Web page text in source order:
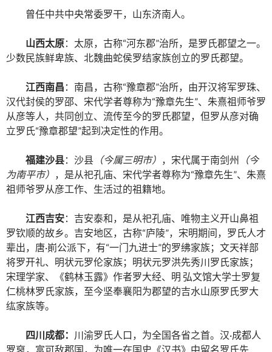
曾任中共中央常委罗干，山东济南人。
山西太原：太原，古称“河东郡”治所，是罗氏郡望之一。
少数民族鲜卑族、北魏曲蛇侯罗结家族创立的罗氏郡望。
江西南昌 ：南昌，古称“豫章郡”治所，由开汉将军罗珠、
汉代封侯的罗邵、宋代学者尊称为“豫章先生”、朱熹祖师爷罗
从彦等人，共同创立、流传至今的罗氏郡望，但罗从彦对确
立罗氏“豫章郡望”起到决定性的作用。
福建沙县：沙县 （今属三明市） ，宋代属于南剑州 （今
为南平市） ，是从祀孔庙、宋代学者尊称为“豫章先生”、朱熹
祖师爷罗从彦工作、生活过的祖籍地。
江西吉安：吉安泰和，是从祀孔庙、唯物主义开山鼻祖
罗钦顺的故乡。吉安地区，古称“庐陵”，宋明期间，罗氏人才
辈出，唐·崱公派下，有“一门九进士”的罗绋家族；文天祥部
将罗开礼、明状元罗伦家族；明状元罗洪先秀川罗氏家族；
宋理学家、《鹤林玉露》作者罗大经、明 弘文馆大学士罗复
仁桃林罗氏家族，至今坚奉襄阳为郡望的吉水山原罗氏罗大
纮家族等。
四川成都： 川渝罗氏人口，为全国各省之首。汉·成都人
罗裒，富可敌郡国，为唯一在国史《汉书》中留名罗氏先